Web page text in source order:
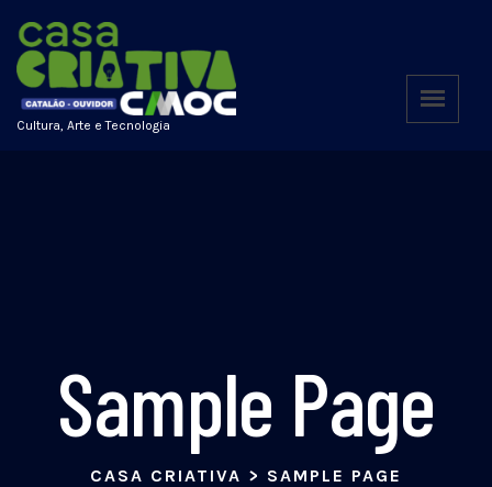
Cultura, Arte e Tecnologia
Sample Page
CASA CRIATIVA > SAMPLE PAGE